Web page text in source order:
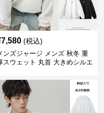
7,580 (税込)
ンズジャージ メンズ 秋冬 重
スウェット 丸首 大きめシルエ